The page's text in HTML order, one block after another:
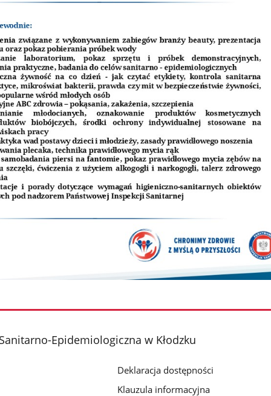
Epidemiologiczna w Kłodzku
Deklaracja dostępności
Klauzula informacyjna